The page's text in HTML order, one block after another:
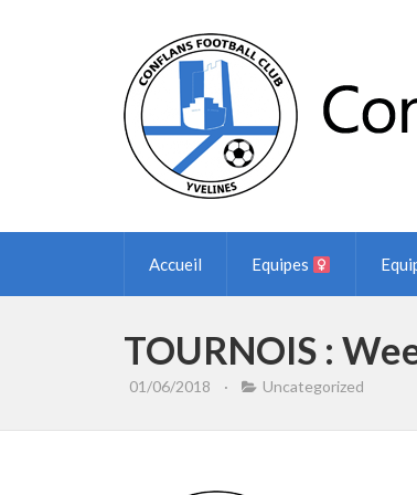
Accueil Equipes
TOURNOIS :
01/06/2018 · Uncategorized